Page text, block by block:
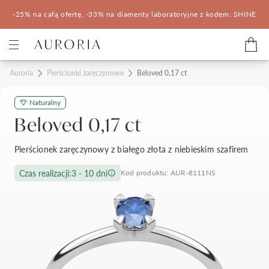
-25% na całą ofertę, -33% na diamenty laboratoryjne z kodem: SHINE
Kategorie
Pierścionki zaręczynowe
Pomocne
Konfigurator 3D
Salony Auroria
Salon Auroria Arkadia
Korzyści z zakupu
Auroria Pierścionki zaręczynowe Beloved 0,17 ct
Naturalny
Beloved 0,17 ct
Pierścionek zaręczynowy z białego złota z niebieskim szafirem
Czas realizacji:3 - 10 dni Kod produktu: AUR-8111NS